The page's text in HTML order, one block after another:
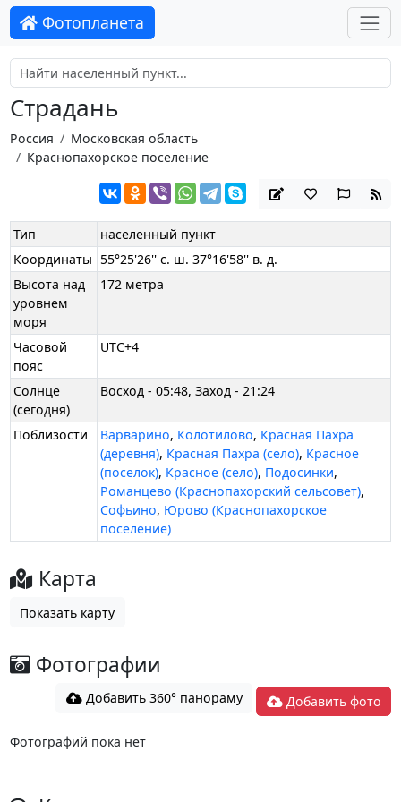
Фотопланета
Страдань
Россия
Московская область
Краснопахорское поселение
Тип
населенный пункт
Координаты 55°25'26'' с. ш. 37°16'58'' в. д.
Высота над
уровнем
моря
172 метра
Часовой
пояс
UTC+4
Солнце
(сегодня)
Восход - 05:48, Заход - 21:24
Поблизости Варварино, Колотилово, Красная Пахра
(деревня), Красная Пахра (село), Красное
(поселок), Красное (село), Подосинки,
Романцево (Краснопахорский сельсовет),
Софьино, Юрово (Краснопахорское
поселение)
Карта
Показать карту
Фотографии
Добавить 360° панораму Добавить фото
Фотографий пока нет